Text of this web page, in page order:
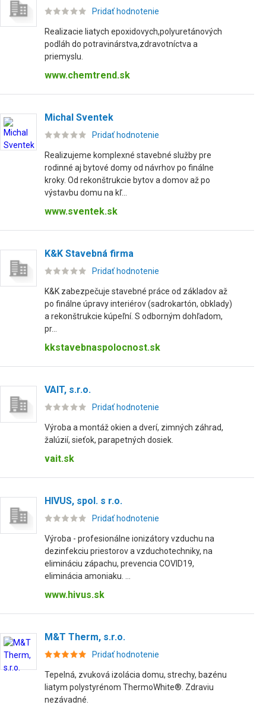
Pridať hodnotenie
Realizacie liatych epoxidovych,polyuretánových
podláh do potravinárstva,zdravotníctva a
priemyslu.
www.chemtrend.sk
Michal Sventek
Pridať hodnotenie
Realizujeme komplexné stavebné služby pre
rodinné aj bytové domy od návrhov po finálne
kroky. Od rekonštrukcie bytov a domov až po
výstavbu domu na kľ...
www.sventek.sk
K&K Stavebná firma
Pridať hodnotenie
K&K zabezpečuje stavebné práce od základov až
po finálne úpravy interiérov (sadrokartón, obklady)
a rekonštrukcie kúpeľní. S odborným dohľadom,
pr...
kkstavebnaspolocnost.sk
VAIT, s.r.o.
Pridať hodnotenie
Výroba a montáž okien a dverí, zimných záhrad,
žalúzií, sieťok, parapetných dosiek.
vait.sk
HIVUS, spol. s r.o.
Pridať hodnotenie
Výroba - profesionálne ionizátory vzduchu na
dezinfekciu priestorov a vzduchotechniky, na
elimináciu zápachu, prevencia COVID19,
eliminácia amoniaku. ...
www.hivus.sk
M&T Therm, s.r.o.
Pridať hodnotenie
Tepelná, zvuková izolácia domu, strechy, bazénu
liatym polystyrénom ThermoWhite®. Zdraviu
nezávadné.